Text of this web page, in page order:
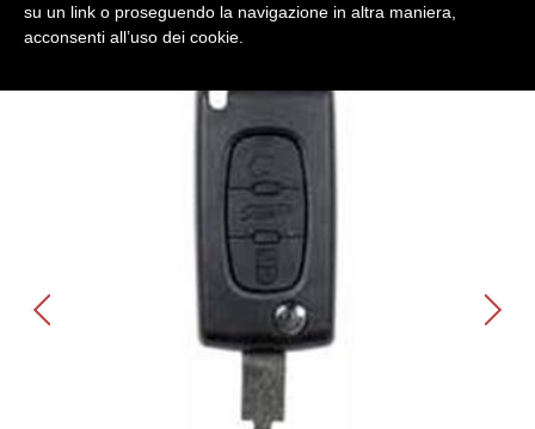
chiave scatto 3 p bagagliaio peugeot
Comparativo Errebi GPENE81C6 Produttore Key Line
su un link o proseguendo la navigazione in altra maniera,
acconsenti all’uso dei cookie.